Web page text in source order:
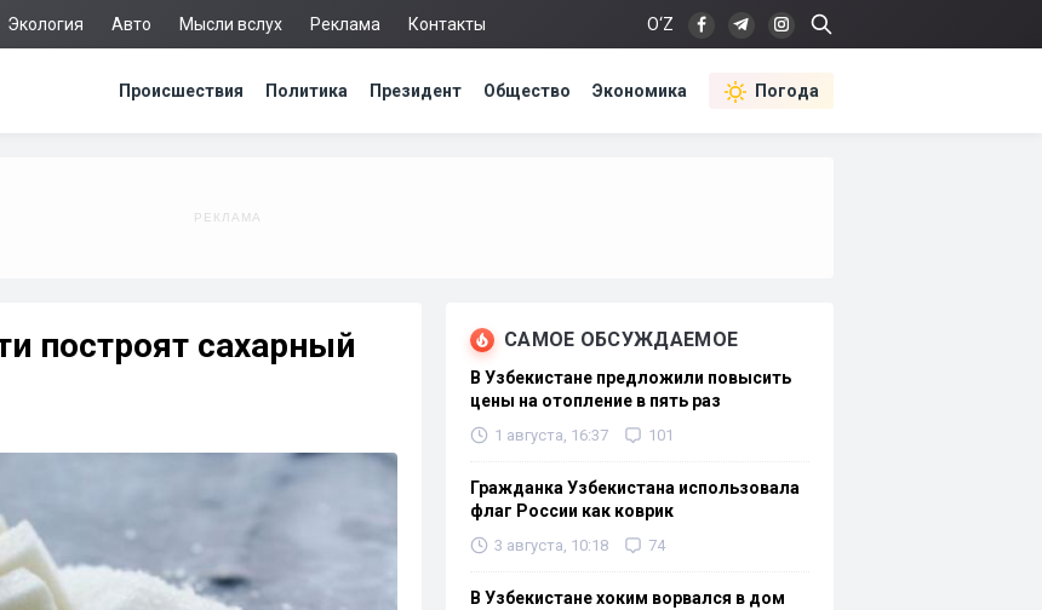
Экология Авто Мысли вслух Реклама Контакты O‘Z
Происшествия Политика Президент Общество Экономика Погода
построят сахарный
САМОЕ ОБСУЖДАЕМОЕ
В Узбекистане предложили повысить
цены на отопление в пять раз
1 августа, 16:37 101
Гражданка Узбекистана использовала
флаг России как коврик
3 августа, 10:18 74
В Узбекистане хоким ворвался в дом